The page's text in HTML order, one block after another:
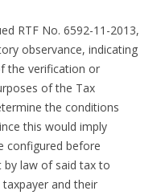
RTF No. 6592-11-2013,
observance, indicating
the verification or
of the Tax
the conditions
this would imply
configured before
by law of said tax to
and their